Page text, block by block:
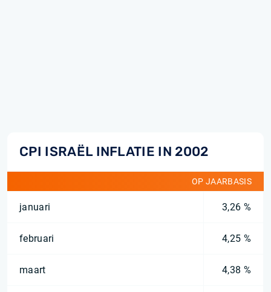
CPI ISRAËL INFLATIE IN 2002
OP JAARBASIS
januari 3,26 %
februari 4,25 %
maart 4,38 %